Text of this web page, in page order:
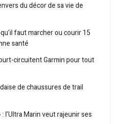
du décor de sa vie de
faut marcher ou courir 15
santé
circuitent Garmin pour tout
de chaussures de trail
l’Ultra Marin veut rajeunir ses